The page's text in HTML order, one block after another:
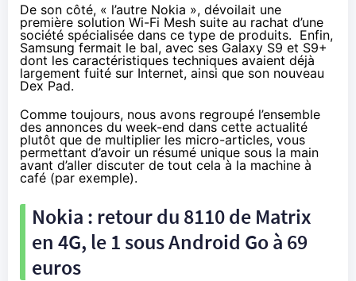
De son côté, « l’autre Nokia », dévoilait une
première solution Wi-Fi Mesh suite au rachat d’une
société spécialisée dans ce type de produits. Enfin,
Samsung fermait le bal, avec ses Galaxy S9 et S9+
dont les caractéristiques techniques avaient déjà
largement fuité sur Internet, ainsi que son nouveau
Dex Pad.
Comme toujours, nous avons regroupé l’ensemble
des annonces du week-end dans cette actualité
plutôt que de multiplier les micro-articles, vous
permettant d’avoir un résumé unique sous la main
avant d’aller discuter de tout cela à la machine à
café (par exemple).
Nokia : retour du 8110 de Matrix
en 4G, le 1 sous Android Go à 69
euros